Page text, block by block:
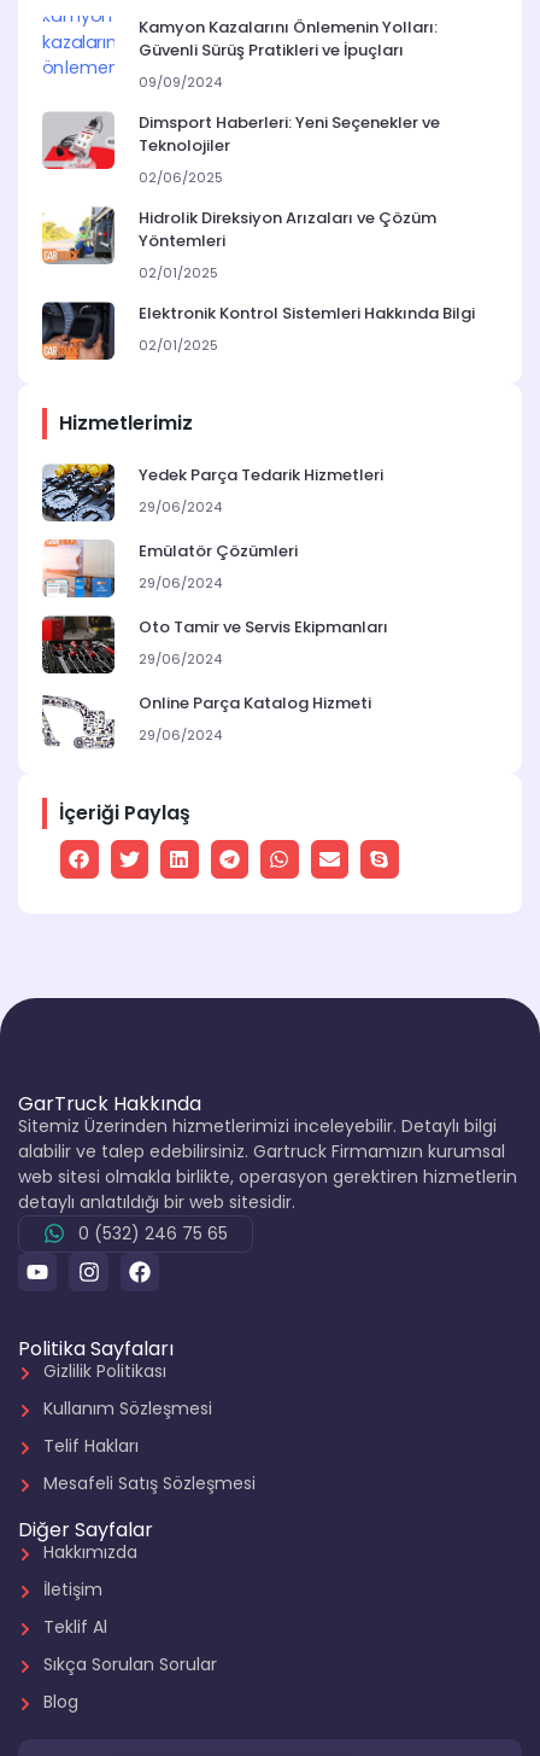
Kamyon Kazalarını Önlemenin Yolları:
Güvenli Sürüş Pratikleri ve İpuçları
09/09/2024
Dimsport Haberleri: Yeni Seçenekler ve
Teknolojiler
02/06/2025
Hidrolik Direksiyon Arızaları ve Çözüm
Yöntemleri
02/01/2025
Elektronik Kontrol Sistemleri Hakkında Bilgi
02/01/2025
Hizmetlerimiz
Yedek Parça Tedarik Hizmetleri
29/06/2024
Emülatör Çözümleri
29/06/2024
Oto Tamir ve Servis Ekipmanları
29/06/2024
Online Parça Katalog Hizmeti
29/06/2024
İçeriği Paylaş
GarTruck Hakkında
Sitemiz Üzerinden hizmetlerimizi inceleyebilir. Detaylı bilgi
alabilir ve talep edebilirsiniz. Gartruck Firmamızın kurumsal
web sitesi olmakla birlikte, operasyon gerektiren hizmetlerin
detaylı anlatıldığı bir web sitesidir.
0 (532) 246 75 65
Politika Sayfaları
Gizlilik Politikası
Kullanım Sözleşmesi
Telif Hakları
Mesafeli Satış Sözleşmesi
Diğer Sayfalar
Hakkımızda
İletişim
Teklif Al
Sıkça Sorulan Sorular
Blog